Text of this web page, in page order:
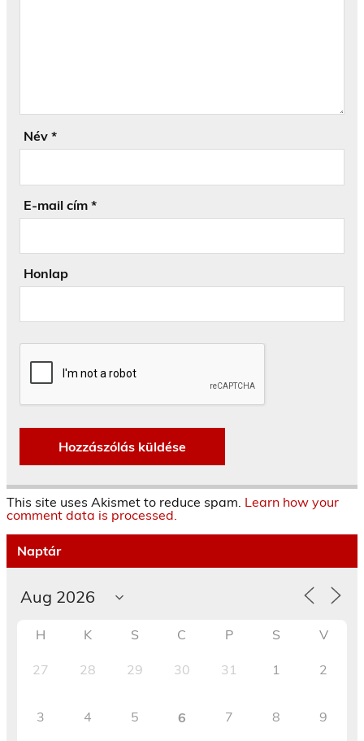
Név *
E-mail cím *
Honlap
This site uses Akismet to reduce spam. Learn how your
comment data is processed.
Naptár
H K S C P S V
27 28 29 30 31 1 2
3 4 5 6 7 8 9